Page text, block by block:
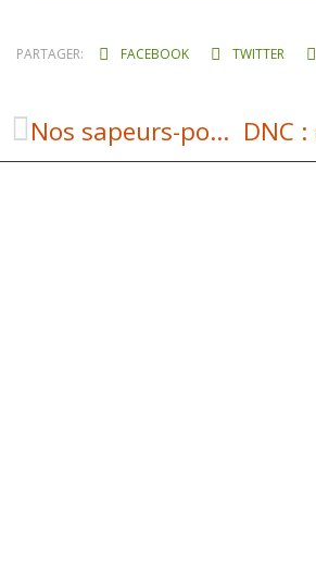
PARTAGER: FACEBOOK TWITTER
Nos sapeurs-pompiers volontaires ont célébré la Sainte Barbe